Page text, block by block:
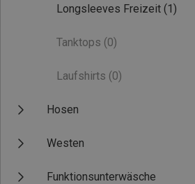
Longsleeves Freizeit (1)
Tanktops (0)
Laufshirts (0)
Hosen
Westen
Funktionsunterwäsche